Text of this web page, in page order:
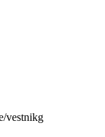
vestnikg